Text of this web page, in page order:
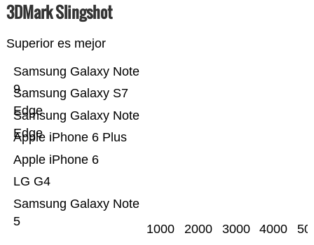
3DMark Slingshot
Superior es mejor
Samsung Galaxy Note
5
LG G4
Apple iPhone 6
Apple iPhone 6 Plus
Samsung Galaxy Note
Edge
Samsung Galaxy S7
Edge
Samsung Galaxy Note
9
1000 2000 3000 4000